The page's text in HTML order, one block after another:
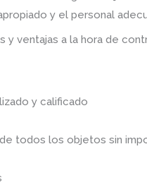
y el personal
y ventajas a la hora de
y calificado
todos los objetos sin